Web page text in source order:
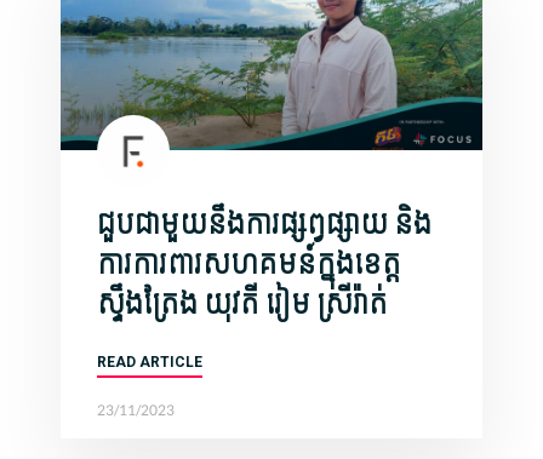
ជួបជាមួយនឹងការផ្សព្វផ្សាយ និង
ការការពារសហគមន៍ក្នុងខេត្ត
ស្ទឹងត្រែង យុវតី រៀម ស្រីរ៉ាត់
READ ARTICLE
23/11/2023